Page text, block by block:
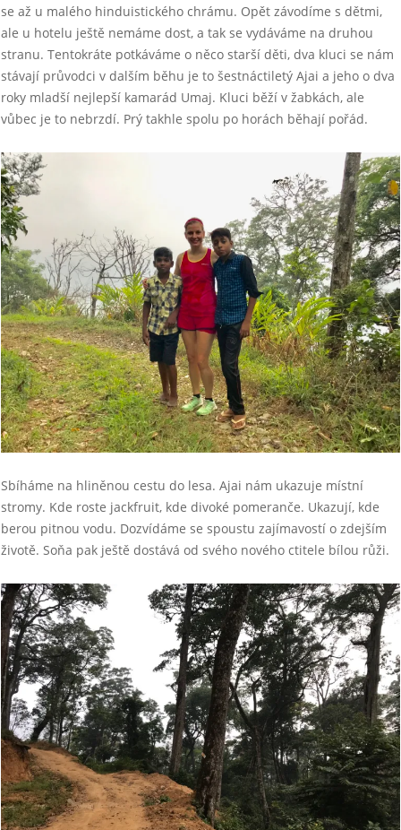
se až u malého hinduistického chrámu. Opět závodíme s dětmi,
ale u hotelu ještě nemáme dost, a tak se vydáváme na druhou
stranu. Tentokráte potkáváme o něco starší děti, dva kluci se nám
stávají průvodci v dalším běhu je to šestnáctiletý Ajai a jeho o dva
roky mladší nejlepší kamarád Umaj. Kluci běží v žabkách, ale
vůbec je to nebrzdí. Prý takhle spolu po horách běhají pořád.
Sbíháme na hliněnou cestu do lesa. Ajai nám ukazuje místní
stromy. Kde roste jackfruit, kde divoké pomeranče. Ukazují, kde
berou pitnou vodu. Dozvídáme se spoustu zajímavostí o zdejším
životě. Soňa pak ještě dostává od svého nového ctitele bílou růži.